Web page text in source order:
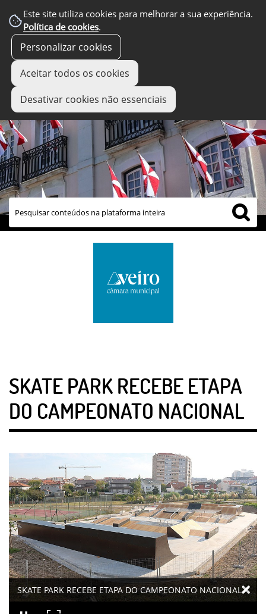
Este site utiliza cookies para melhorar a sua experiência.
Política de cookies.
Personalizar cookies
Aceitar todos os cookies
Desativar cookies não essenciais
links úteis
SKATE PARK RECEBE ETAPA
DO CAMPEONATO NACIONAL
SKATE PARK RECEBE ETAPA DO CAMPEONATO NACIONAL